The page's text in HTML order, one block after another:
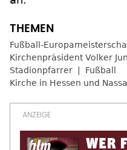
Fußball-
Kirchenpräsident Volker
Stadionpfarrer
Fußball
Kirche in Hessen und